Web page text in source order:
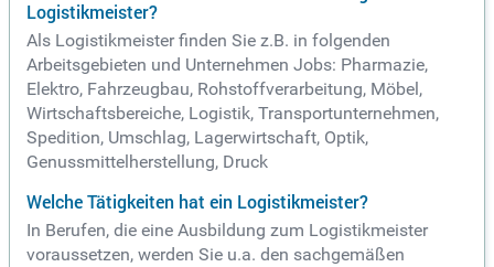
Logistikmeister?
Als Logistikmeister finden Sie z.B. in folgenden
Arbeitsgebieten und Unternehmen Jobs: Pharmazie,
Elektro, Fahrzeugbau, Rohstoffverarbeitung, Möbel,
Wirtschaftsbereiche, Logistik, Transportunternehmen,
Spedition, Umschlag, Lagerwirtschaft, Optik,
Genussmittelherstellung, Druck
Welche Tätigkeiten hat ein Logistikmeister?
In Berufen, die eine Ausbildung zum Logistikmeister
voraussetzen, werden Sie u.a. den sachgemäßen